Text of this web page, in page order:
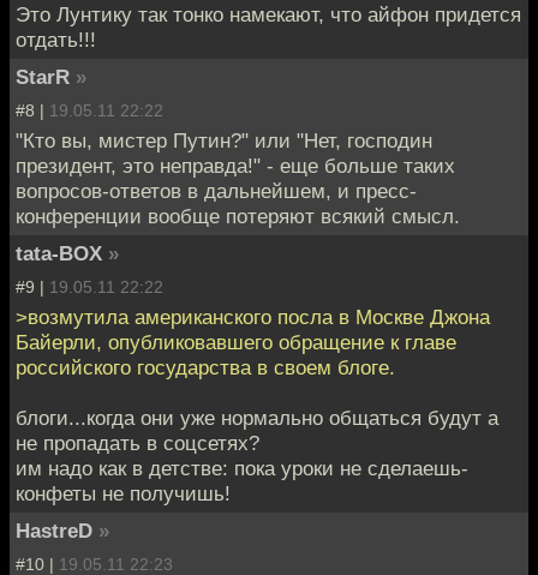
Это Лунтику так тонко намекают, что айфон придется
отдать!!!
StarR »
#8 | 19.05.11 22:22
"Кто вы, мистер Путин?" или "Нет, господин
президент, это неправда!" - еще больше таких
вопросов-ответов в дальнейшем, и пресс-
конференции вообще потеряют всякий смысл.
tata-BOX »
#9 | 19.05.11 22:22
>возмутила американского посла в Москве Джона
Байерли, опубликовавшего обращение к главе
российского государства в своем блоге.
блоги...когда они уже нормально общаться будут а
не пропадать в соцсетях?
им надо как в детстве: пока уроки не сделаешь-
конфеты не получишь!
HastreD »
#10 | 19.05.11 22:23